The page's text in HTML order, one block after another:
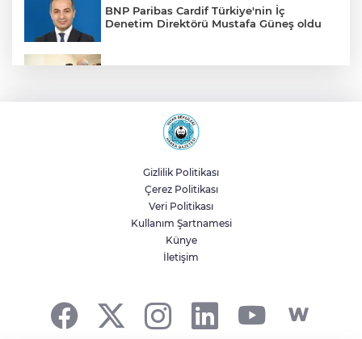
BNP Paribas Cardif Türkiye'nin İç
Denetim Direktörü Mustafa Güneş oldu
Sakarya’da ücretsiz doğalgaza
kavuşacaklar
Yalova'da makine arızası yapan tanker
güvenli bölgeye çekildi
Eskişehir Büyükşehir’den kırsal
Gizlilik Politikası
Çerez Politikası
Veri Politikası
Kullanım Şartnamesi
Künye
İletişim